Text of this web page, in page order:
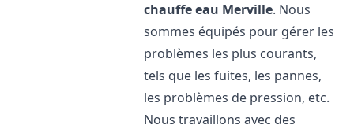
chauffe eau Merville. Nous
sommes équipés pour gérer les
problèmes les plus courants,
tels que les fuites, les pannes,
les problèmes de pression, etc.
Nous travaillons avec des